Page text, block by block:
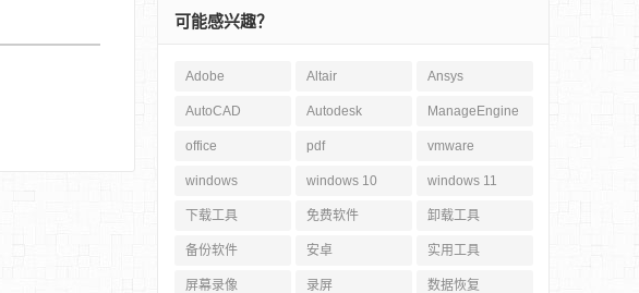
可能感兴趣？
Adobe Altair Ansys
AutoCAD Autodesk ManageEngine
office pdf vmware
windows windows 10 windows 11
下载工具 免费软件 卸载工具
备份软件 安卓 实用工具
屏幕录像 录屏 数据恢复